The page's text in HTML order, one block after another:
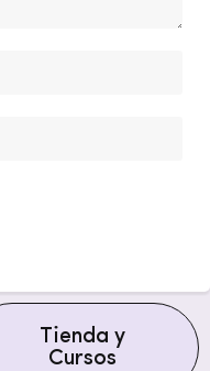
Tienda y
Cursos